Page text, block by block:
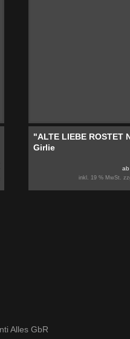
"ALTE LIEBE ROSTET
Girlie
ab
inkl. 19 % MwSt.